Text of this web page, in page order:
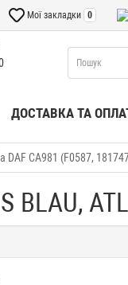
Мої закладки 0
ДОСТАВКА ТА
DAF CA981 (F0587,
BLAU,